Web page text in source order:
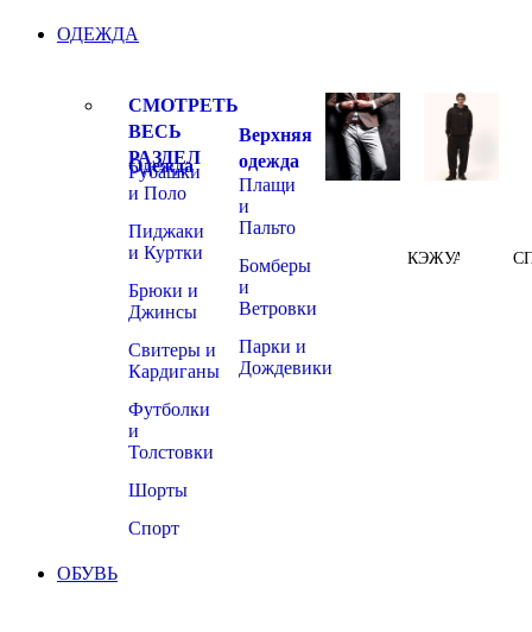
ОДЕЖДА
СМОТРЕТЬ
ВЕСЬ
РАЗДЕЛ
Одежда
Рубашки
и Поло
Пиджаки
и Куртки
Брюки и
Джинсы
Свитеры и
Кардиганы
Футболки
и
Толстовки
Шорты
Спорт
Верхняя
одежда
Плащи
и
Пальто
Бомберы
и
Ветровки
Парки и
Дождевики
КЭЖУАЛ
ОБУВЬ